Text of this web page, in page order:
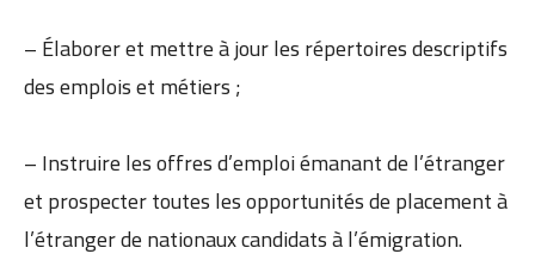
– Élaborer et mettre à jour les répertoires descriptifs
des emplois et métiers ;
– Instruire les offres d’emploi émanant de l’étranger
et prospecter toutes les opportunités de placement à
l’étranger de nationaux candidats à l’émigration.